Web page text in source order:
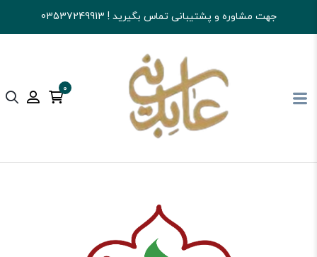
جهت مشاوره و پشتیبانی تماس بگیرید ! 03537249913
0
آجیل و خشکبار عابدینی تنقلات گز و سوهان و...